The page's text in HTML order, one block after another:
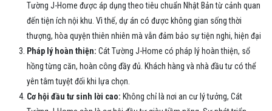
Tường J-Home được áp dụng theo tiêu chuẩn Nhật Bản từ cảnh quan
đến tiện ích nội khu. Vì thế, dự án có được không gian sống thời
thượng, hòa quyện thiên nhiên mà vẫn đảm bảo sự tiện nghi, hiện đại
Pháp lý hoàn thiện: Cát Tường J-Home có pháp lý hoàn thiện, sổ
hồng từng căn, hoàn công đầy đủ. Khách hàng và nhà đầu tư có thể
yên tâm tuyệt đối khi lựa chọn.
Cơ hội đầu tư sinh lời cao: Không chỉ là nơi an cư lý tưởng, Cát